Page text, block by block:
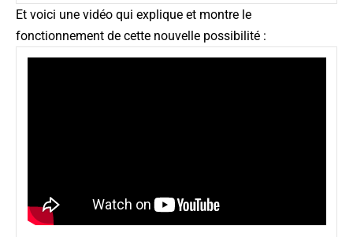
Et voici une vidéo qui explique et montre le
fonctionnement de cette nouvelle possibilité :